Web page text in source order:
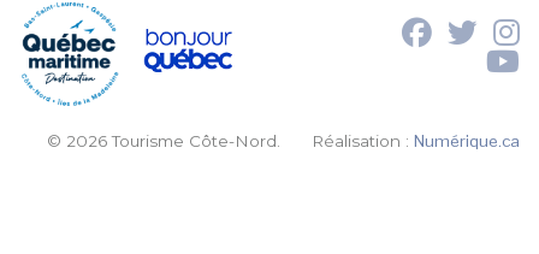
© 2026 Tourisme Côte-Nord. Réalisation :Numérique.ca